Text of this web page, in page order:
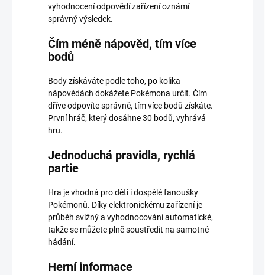
vyhodnocení odpovědí zařízení oznámí
správný výsledek.
Čím méně nápověd, tím více
bodů
Body získáváte podle toho, po kolika
nápovědách dokážete Pokémona určit. Čím
dříve odpovíte správně, tím více bodů získáte.
První hráč, který dosáhne 30 bodů, vyhrává
hru.
Jednoduchá pravidla, rychlá
partie
Hra je vhodná pro děti i dospělé fanoušky
Pokémonů. Díky elektronickému zařízení je
průběh svižný a vyhodnocování automatické,
takže se můžete plně soustředit na samotné
hádání.
Herní informace